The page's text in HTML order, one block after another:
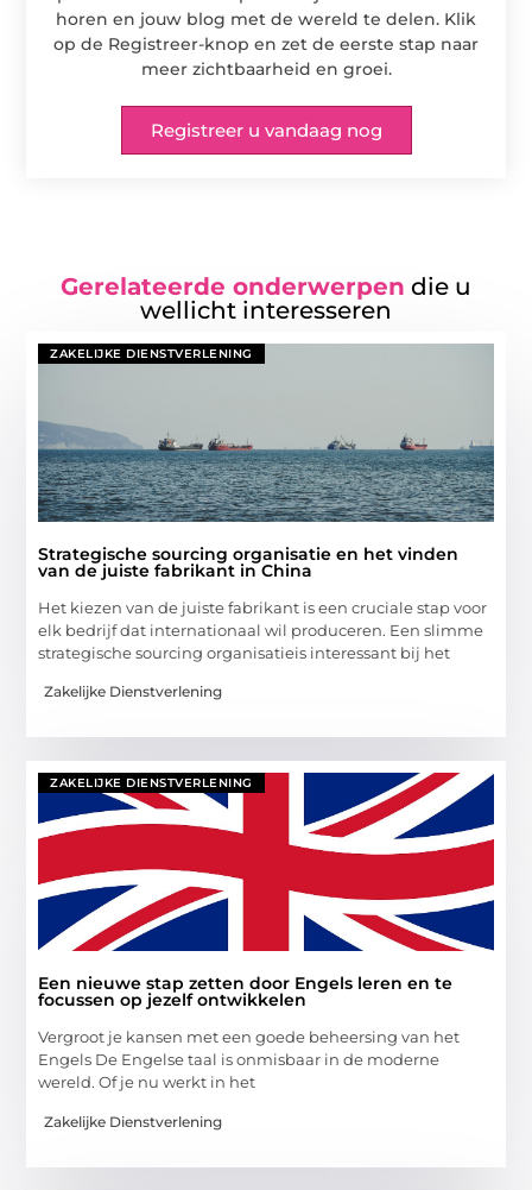
horen en jouw blog met de wereld te delen. Klik
op de Registreer-knop en zet de eerste stap naar
meer zichtbaarheid en groei.
Registreer u vandaag nog
Gerelateerde onderwerpen die u
wellicht interesseren
ZAKELIJKE DIENSTVERLENING
Strategische sourcing organisatie en het vinden
van de juiste fabrikant in China
Het kiezen van de juiste fabrikant is een cruciale stap voor
elk bedrijf dat internationaal wil produceren. Een slimme
strategische sourcing organisatieis interessant bij het
Zakelijke Dienstverlening
ZAKELIJKE DIENSTVERLENING
Een nieuwe stap zetten door Engels leren en te
focussen op jezelf ontwikkelen
Vergroot je kansen met een goede beheersing van het
Engels De Engelse taal is onmisbaar in de moderne
wereld. Of je nu werkt in het
Zakelijke Dienstverlening